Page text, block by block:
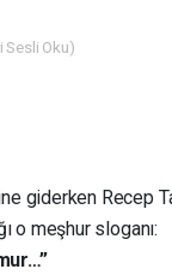
Sesli Oku)
giderken Recep
o meşhur sloganı: